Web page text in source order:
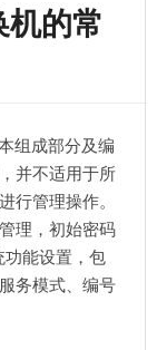
的常
组成部分及编
并不适用于所
行管理操作。
理，初始密码
能设置，包
务模式、编号